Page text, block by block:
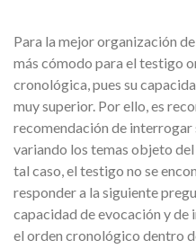
Para la mejor organización
más cómodo para el testigo
cronológica, pues su
muy superior. Por ello, es
recomendación de
variando los temas objeto
tal caso, el testigo no se
responder a la siguiente
capacidad de evocación y de
el orden cronológico dentro